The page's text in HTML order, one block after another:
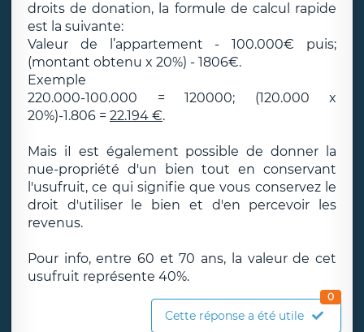
droits de donation, la formule de calcul rapide
est la suivante:
Valeur de l’appartement - 100.000€ puis;
(montant obtenu x 20%) - 1806€.
Exemple
220.000-100.000 = 120000; (120.000 x
20%)-1.806 = 22.194 €.
Mais iI est également possible de donner la
nue-propriété d'un bien tout en conservant
l'usufruit, ce qui signifie que vous conservez le
droit d'utiliser le bien et d'en percevoir les
revenus.
Pour info, entre 60 et 70 ans, la valeur de cet
usufruit représente 40%.
Cette réponse a été utile
0